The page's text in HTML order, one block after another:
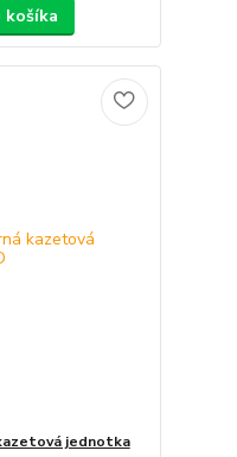
košíka
jednotka